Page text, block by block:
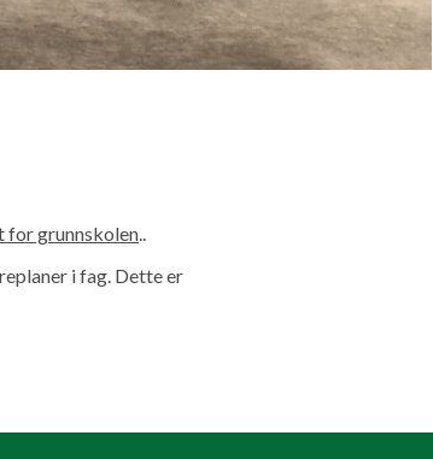
grunnskolen..
i fag. Dette er